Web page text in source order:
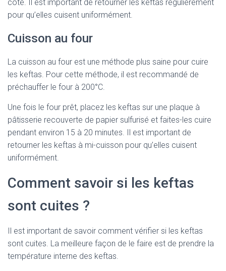
côté. Il est important de retourner les keftas régulièrement
pour qu’elles cuisent uniformément.
Cuisson au four
La cuisson au four est une méthode plus saine pour cuire
les keftas. Pour cette méthode, il est recommandé de
préchauffer le four à 200°C.
Une fois le four prêt, placez les keftas sur une plaque à
pâtisserie recouverte de papier sulfurisé et faites-les cuire
pendant environ 15 à 20 minutes. Il est important de
retourner les keftas à mi-cuisson pour qu’elles cuisent
uniformément.
Comment savoir si les keftas
sont cuites ?
Il est important de savoir comment vérifier si les keftas
sont cuites. La meilleure façon de le faire est de prendre la
température interne des keftas.